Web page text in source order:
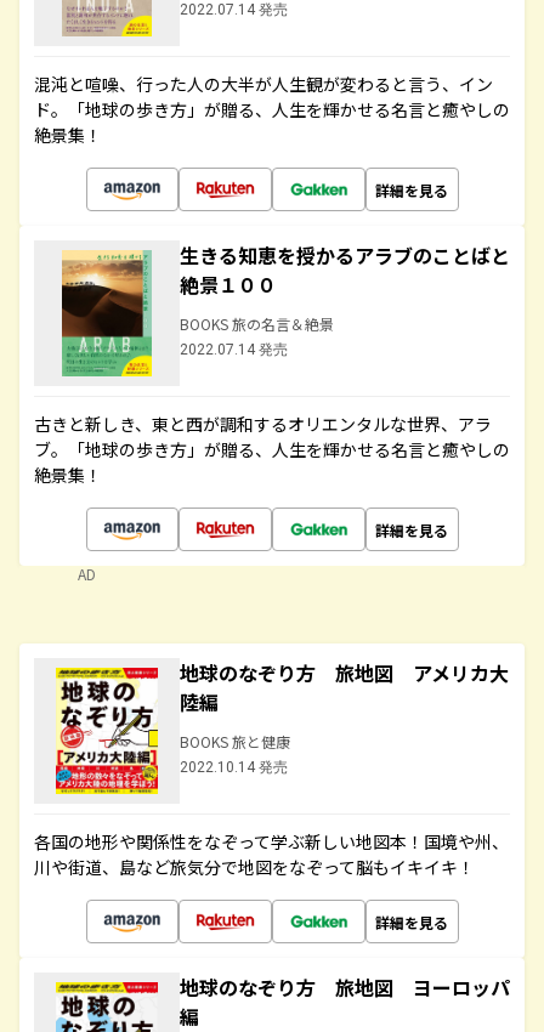
2022.07.14 発売
混沌と喧噪、行った人の大半が人生観が変わると言う、イン
ド。「地球の歩き方」が贈る、人生を輝かせる名言と癒やしの
絶景集！
詳細を見る
生きる知恵を授かるアラブのことばと
絶景１００
BOOKS 旅の名言＆絶景
2022.07.14 発売
古きと新しき、東と西が調和するオリエンタルな世界、アラ
ブ。「地球の歩き方」が贈る、人生を輝かせる名言と癒やしの
絶景集！
詳細を見る
AD
地球のなぞり方 旅地図 アメリカ大
陸編
BOOKS 旅と健康
2022.10.14 発売
各国の地形や関係性をなぞって学ぶ新しい地図本！国境や州、
川や街道、島など旅気分で地図をなぞって脳もイキイキ！
詳細を見る
地球のなぞり方 旅地図 ヨーロッパ
編